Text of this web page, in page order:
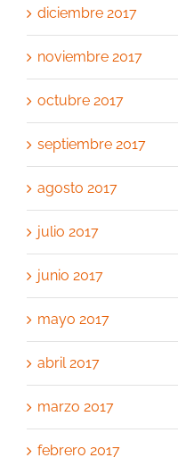
diciembre 2017
noviembre 2017
octubre 2017
septiembre 2017
agosto 2017
julio 2017
junio 2017
mayo 2017
abril 2017
marzo 2017
febrero 2017